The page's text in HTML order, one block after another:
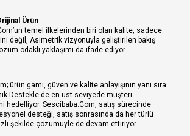
Ürün
temel ilkelerinden biri olan kalite, sadece
değil, Asimetrik vizyonuyla geliştirilen bakış
odaklı yaklaşımı da ifade ediyor.
ürün gamı, güven ve kalite anlayışının yanı sıra
Destekle de en üst seviyede müşteri
hedefliyor. Sescibaba.Com, satış sürecinde
desteği, satış sonrasında da her türlü
şekilde çözümüyle de devam ettiriyor.